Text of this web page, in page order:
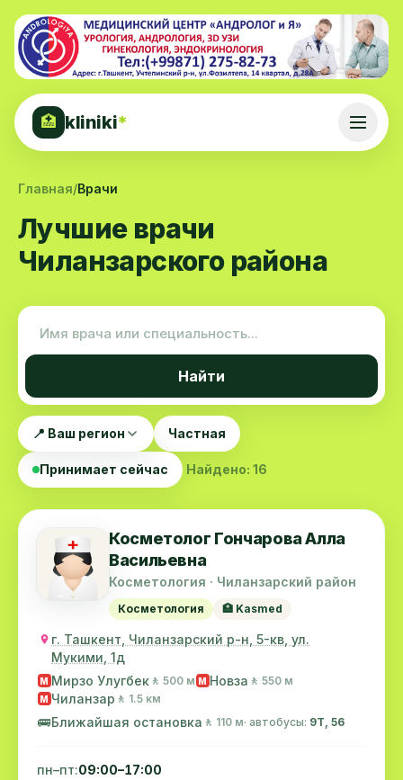
🏥 kliniki*
Главная/Врачи
Лучшие врачи
Чиланзарского района
Найти
📍 Ваш регион Частная
Принимает сейчас Найдено: 16
Косметолог Гончарова Алла
Васильевна
Косметология · Чиланзарский район
Косметология 🏥 Kasmed
г. Ташкент, Чиланзарский р-н, 5-кв, ул.
Мукими, 1д
M Мирзо Улугбек 🚶 500 м M Новза 🚶 550 м
M Чиланзар 🚶 1.5 км
🚌Ближайшая остановка 🚶 110 м· автобусы: 9Т, 56
пн–пт:09:00–17:00